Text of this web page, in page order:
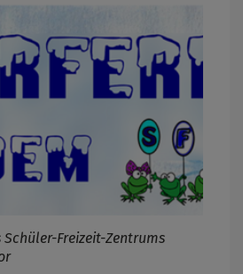
Freizeit-Zentrums